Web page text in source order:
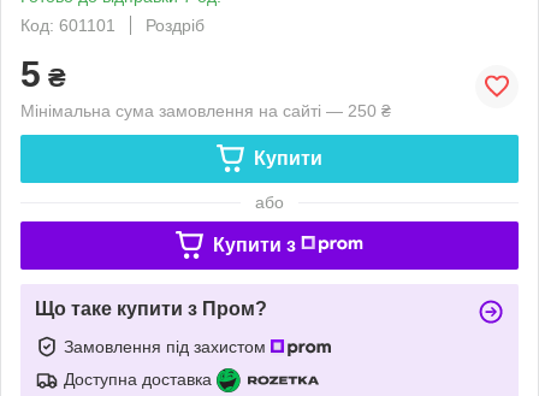
Код: 601101
Роздріб
5 ₴
Мінімальна сума замовлення на сайті — 250 ₴
Купити
або
Купити з
Що таке купити з Пром?
Замовлення під захистом
Доступна доставка